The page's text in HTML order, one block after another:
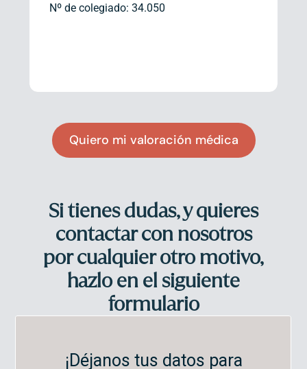
Nº de colegiado: 34.050
Quiero mi valoración médica
Si tienes dudas, y quieres
contactar con nosotros
por cualquier otro motivo,
hazlo en el siguiente
formulario